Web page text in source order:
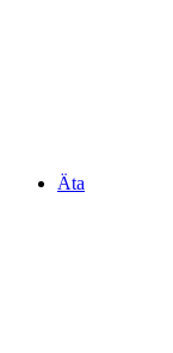
Äta